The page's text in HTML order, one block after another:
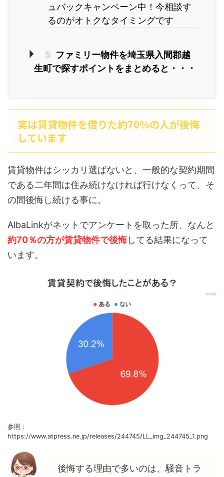
ュバックキャンペーン中！今相談す
るのがオトクなタイミングです
5 ファミリー物件を埼玉県入間郡越
生町で探すポイントをまとめると・・・
実は賃貸物件を借りた約70％の人が後悔
しています
賃貸物件はシッカリ選ばないと、一般的な契約期間
である二年間は住み続けなければ行けなくって、そ
の間後悔し続ける事に。
AlbaLinkがネットでアンケートを取った所、なんと
約70％の方が賃貸物件で後悔してる結果になって
います。
参照：
https://www.atpress.ne.jp/releases/244745/LL_img_244745_1.png
後悔する理由で多いのは、騒音トラ